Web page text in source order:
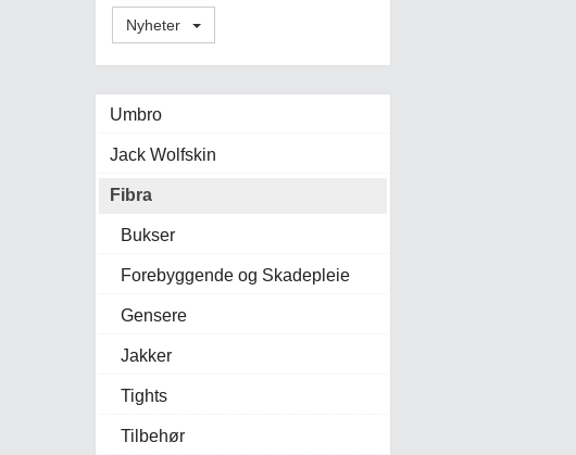
Nyheter
Umbro
Jack Wolfskin
Fibra
Bukser
Forebyggende og Skadepleie
Gensere
Jakker
Tights
Tilbehør